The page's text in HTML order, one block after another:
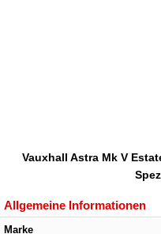
Vauxhall Astra Mk V
Allgemeine Informationen
Marke